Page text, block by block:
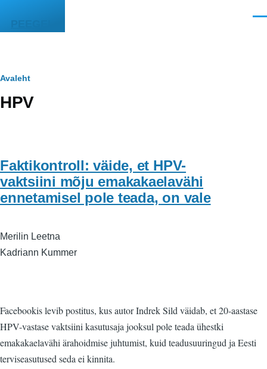
PEEGEL
Leivapuru
Avaleht
HPV
Faktikontroll: väide, et HPV-
vaktsiini mõju emakakaelavähi
ennetamisel pole teada, on vale
Merilin Leetna
Kadriann Kummer
Facebookis levib postitus, kus autor Indrek Sild väidab, et 20-aastase
HPV-vastase vaktsiini kasutusaja jooksul pole teada ühestki
emakakaelavähi ärahoidmise juhtumist, kuid teadusuuringud ja Eesti
terviseasutused seda ei kinnita.